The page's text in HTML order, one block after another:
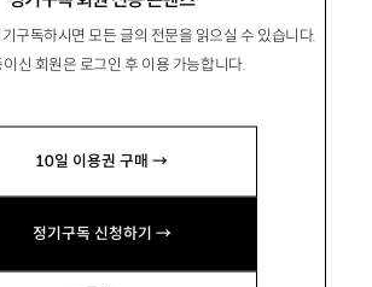
기구독하시면 모든 글의 전문을 읽으실 수 있습니다.
신 회원은 로그인 후 이용 가능합니다.
10일 이용권 구매 →
정기구독 신청하기 →